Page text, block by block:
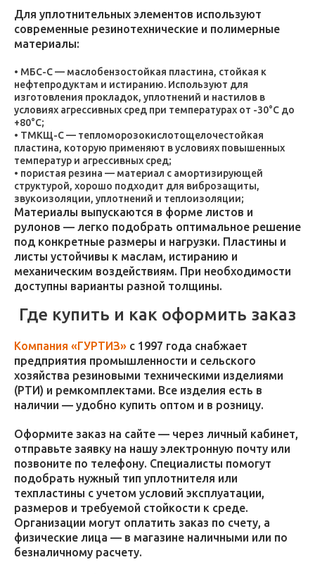
Для уплотнительных элементов используют
современные резинотехнические и полимерные
материалы:
МБС-С — маслобензостойкая пластина, стойкая к
нефтепродуктам и истиранию. Используют для
изготовления прокладок, уплотнений и настилов в
условиях агрессивных сред при температурах от -30°C до
+80°C;
ТМКЩ-С — тепломорозокислотощелочестойкая
пластина, которую применяют в условиях повышенных
температур и агрессивных сред;
пористая резина — материал с амортизирующей
структурой, хорошо подходит для виброзащиты,
звукоизоляции, уплотнений и теплоизоляции;
Материалы выпускаются в форме листов и
рулонов — легко подобрать оптимальное решение
под конкретные размеры и нагрузки. Пластины и
листы устойчивы к маслам, истиранию и
механическим воздействиям. При необходимости
доступны варианты разной толщины.
Где купить и как оформить заказ
Компания «ГУРТИЗ» с 1997 года снабжает
предприятия промышленности и сельского
хозяйства резиновыми техническими изделиями
(РТИ) и ремкомплектами. Все изделия есть в
наличии — удобно купить оптом и в розницу.
Оформите заказ на сайте — через личный кабинет,
отправьте заявку на нашу электронную почту или
позвоните по телефону. Специалисты помогут
подобрать нужный тип уплотнителя или
техпластины с учетом условий эксплуатации,
размеров и требуемой стойкости к среде.
Организации могут оплатить заказ по счету, а
физические лица — в магазине наличными или по
безналичному расчету.